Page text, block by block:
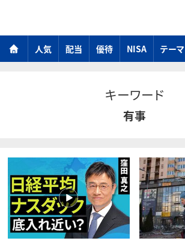
人気 配当 優待 NISA テーマ
キーワード
有事